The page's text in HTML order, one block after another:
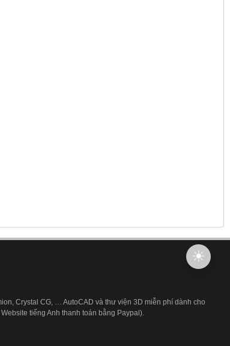
Crystal CG, … AutoCAD và thư viện 3D miễn phí dành cho
tiếng Anh thanh toán bằng Paypal).